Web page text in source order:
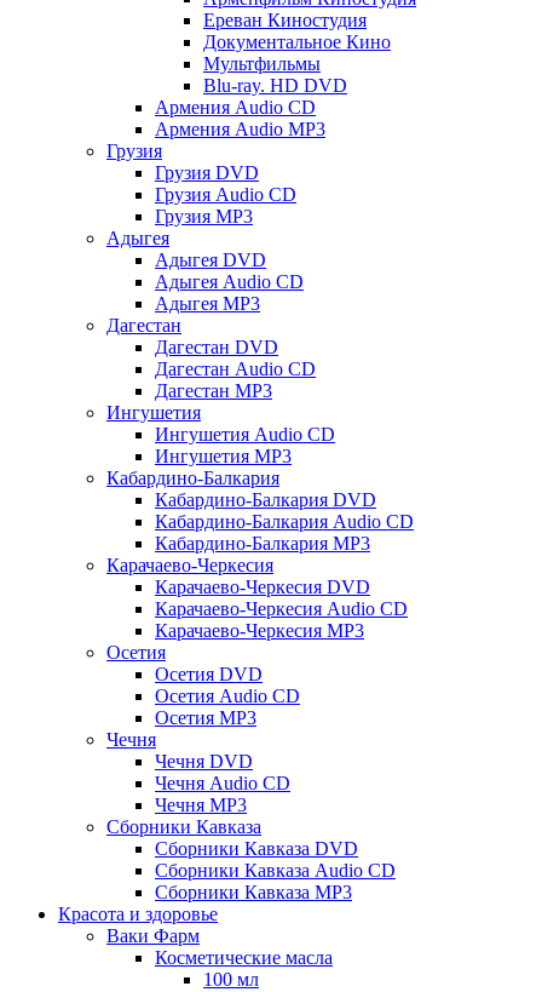
Ереван Киностудия
Документальное Кино
Мультфильмы
Blu-ray. HD DVD
Армения Audio CD
Армения Audio MP3
Грузия
Грузия DVD
Грузия Audio CD
Грузия MP3
Адыгея
Адыгея DVD
Адыгея Audio CD
Адыгея MP3
Дагестан
Дагестан DVD
Дагестан Audio CD
Дагестан MP3
Ингушетия
Ингушетия Audio CD
Ингушетия MP3
Кабардино-Балкария
Кабардино-Балкария DVD
Кабардино-Балкария Audio CD
Кабардино-Балкария MP3
Карачаево-Черкесия
Карачаево-Черкесия DVD
Карачаево-Черкесия Audio CD
Карачаево-Черкесия MP3
Осетия
Осетия DVD
Осетия Audio CD
Осетия MP3
Чечня
Чечня DVD
Чечня Audio CD
Чечня MP3
Сборники Кавказа
Сборники Кавказа DVD
Сборники Кавказа Audio CD
Сборники Кавказа MP3
Красота и здоровье
Ваки Фарм
Косметические масла
100 мл